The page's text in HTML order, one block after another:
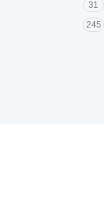
31
245